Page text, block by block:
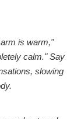
is warm,"
calm." Say
slowing